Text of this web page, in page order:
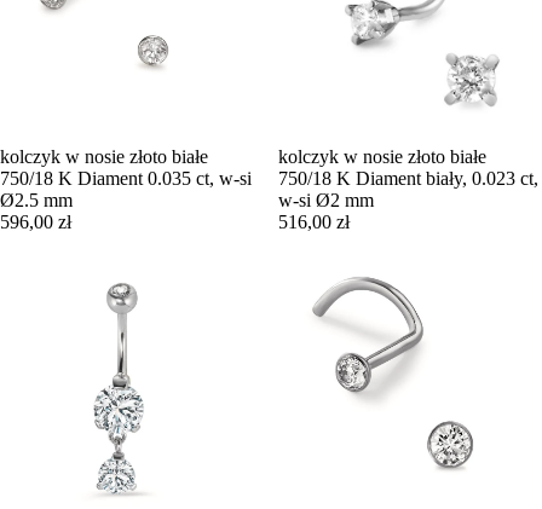
kolczyk w nosie złoto białe
750/18 K Diament 0.035 ct, w-si
Ø2.5 mm
596,00 zł
kolczyk w nosie złoto białe
750/18 K Diament biały, 0.023 ct,
w-si Ø2 mm
516,00 zł